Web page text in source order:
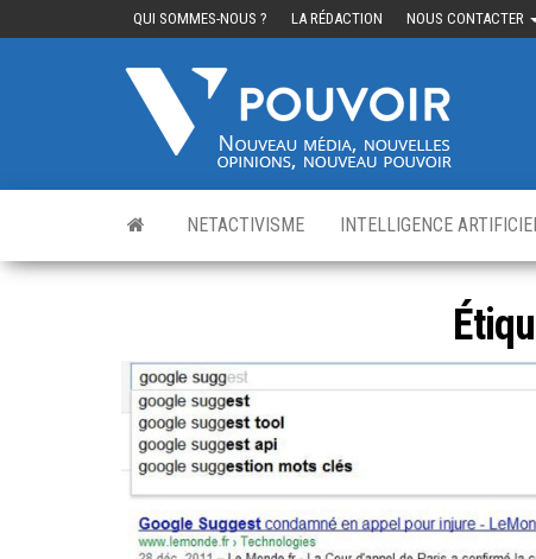
QUI SOMMES-NOUS ? LA RÉDACTION NOUS CONTACTER
nouveau
NETACTIVISME INTELLIGENCE